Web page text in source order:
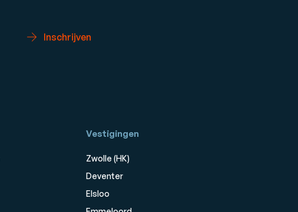
Inschrijven
Vestigingen
Zwolle (HK)
Deventer
Elsloo